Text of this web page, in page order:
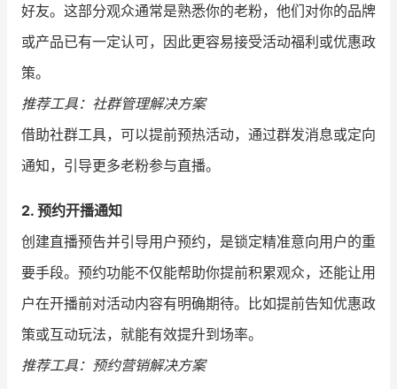
好友。这部分观众通常是熟悉你的老粉，他们对你的品牌
或产品已有一定认可，因此更容易接受活动福利或优惠政
策。
推荐工具：社群管理解决方案
借助社群工具，可以提前预热活动，通过群发消息或定向
通知，引导更多老粉参与直播。
2. 预约开播通知
创建直播预告并引导用户预约，是锁定精准意向用户的重
要手段。预约功能不仅能帮助你提前积累观众，还能让用
户在开播前对活动内容有明确期待。比如提前告知优惠政
策或互动玩法，就能有效提升到场率。
推荐工具：预约营销解决方案